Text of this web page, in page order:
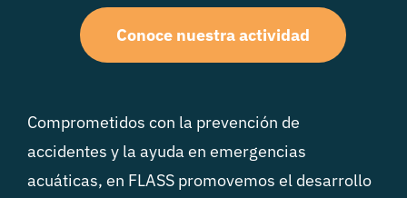
Conoce nuestra actividad
Comprometidos con la prevención de
accidentes y la ayuda en emergencias
acuáticas, en FLASS promovemos el desarrollo